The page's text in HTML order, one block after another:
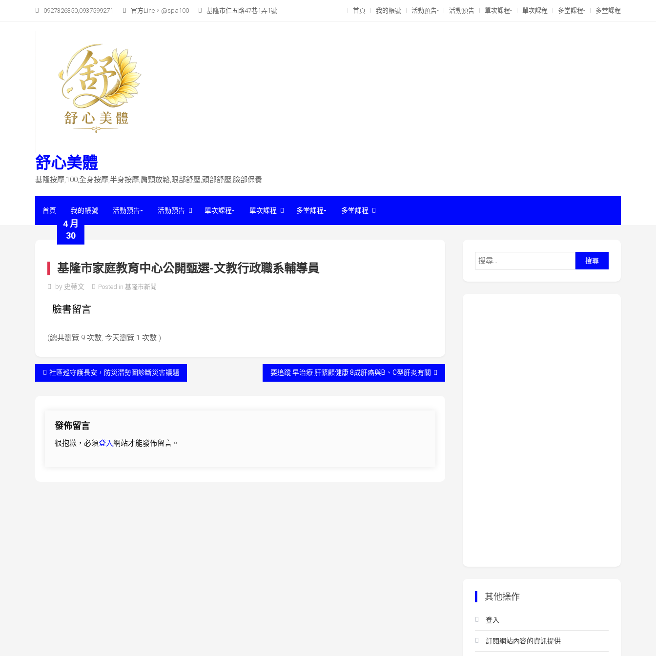
0927326350,0937599271 官方Line，@spa100 基隆市仁五路47巷1弄1號 首頁 我的帳號 活動預告- 活動預告 單次課程- 單次課程 多堂課程- 多堂課程
舒心美體
基隆按摩,100,全身按摩,半身按摩,肩頸放鬆,眼部舒壓,頭部舒壓,臉部保養
首頁 我的帳號 活動預告- 活動預告 單次課程- 單次課程 多堂課程- 多堂課程
4 月
30
基隆市家庭教育中心公開甄選-文教行政職系輔導員
by 史蒂文 Posted in 基隆市新聞
臉書留言
(總共瀏覽 9 次數, 今天瀏覽 1 次數 )
文 社區巡守護長安，防災潛勢圖診斷災害議題 要追蹤 早治療 肝緊顧健康 8成肝癌與B、C型肝炎有關
發佈留言
很抱歉，必須登入網站才能發佈留言。
尋
其他操作
登入
訂閱網站內容的資訊提供